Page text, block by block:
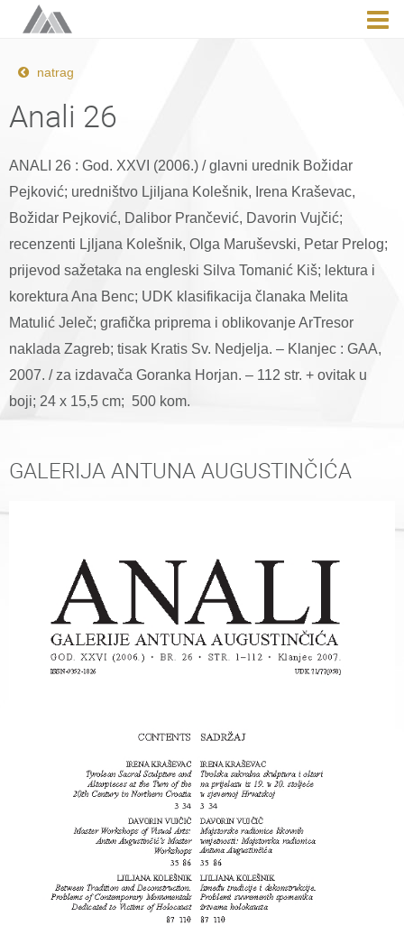
natrag
Anali 26
ANALI 26 : God. XXVI (2006.) / glavni urednik Božidar
Pejković; uredništvo Ljiljana Kolešnik, Irena Kraševac,
Božidar Pejković, Dalibor Prančević, Davorin Vujčić;
recenzenti Ljljana Kolešnik, Olga Maruševski, Petar Prelog;
prijevod sažetaka na engleski Silva Tomanić Kiš; lektura i
korektura Ana Benc; UDK klasifikacija članaka Melita
Matulić Jeleč; grafička priprema i oblikovanje ArTresor
naklada Zagreb; tisak Kratis Sv. Nedjelja. – Klanjec : GAA,
2007. / za izdavača Goranka Horjan. – 112 str. + ovitak u
boji; 24 x 15,5 cm; 500 kom.
GALERIJA ANTUNA AUGUSTINČIĆA